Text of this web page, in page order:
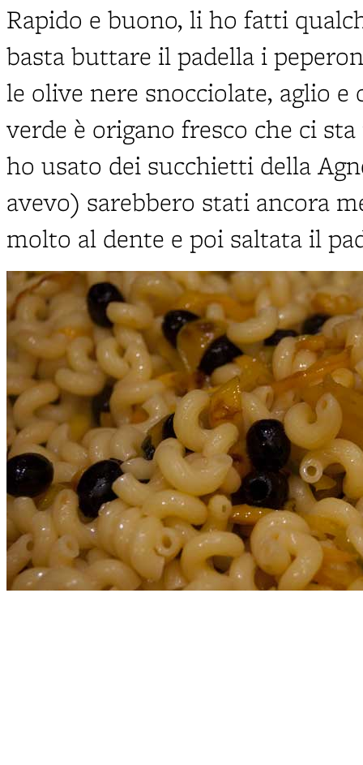
Rapido e buono, li ho fatti
basta buttare il padella i
le olive nere snocciolate, aglio
verde è origano fresco che ci
ho usato dei succhietti della
avevo) sarebbero stati ancora
molto al dente e poi saltata il